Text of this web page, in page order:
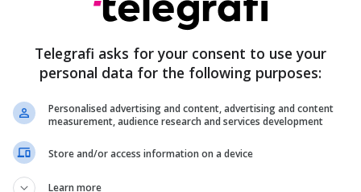
alienëve" para Kongresit meksikan
javën e kaluar i prezantoi këto specie tha se
dhe janë "qenie jo-njerëzore që nuk janë
tonë tokësor".
Telegrafi asks for your consent to use your
personal data for the following purposes:
Personalised advertising and content, advertising and content
measurement, audience research and services development
Store and/or access information on a device
Learn more